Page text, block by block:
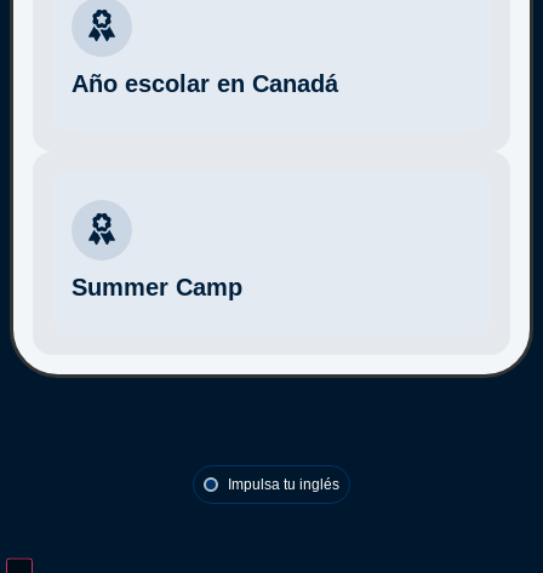
Año escolar en Canadá
Summer Camp
Más información
Impulsa tu inglés